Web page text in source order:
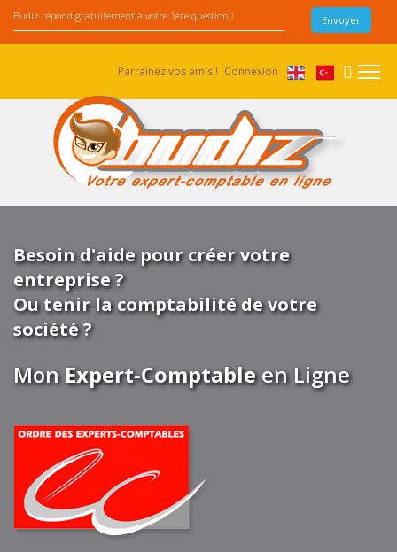
Parrainez vos amis ! Connexion
Besoin d'aide pour créer votre
entreprise ?
Ou tenir la comptabilité de votre
société ?
MonExpert-Comptableen Ligne